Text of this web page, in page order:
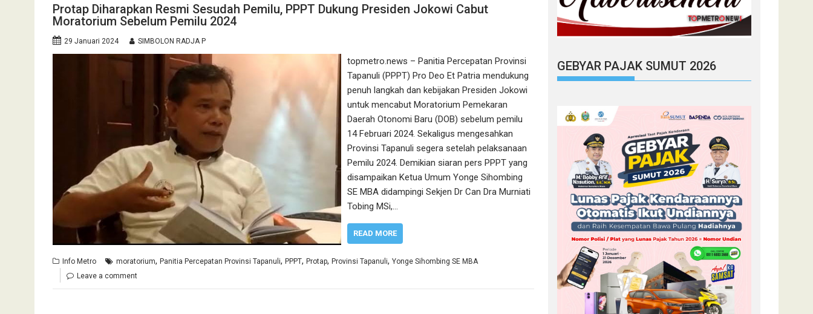
Protap Diharapkan Resmi Sesudah Pemilu, PPPT Dukung Presiden Jokowi Cabut
Moratorium Sebelum Pemilu 2024
29 Januari 2024 SIMBOLON RADJA P
topmetro.news – Panitia Percepatan Provinsi
Tapanuli (PPPT) Pro Deo Et Patria mendukung
penuh langkah dan kebijakan Presiden Jokowi
untuk mencabut Moratorium Pemekaran
Daerah Otonomi Baru (DOB) sebelum pemilu
14 Februari 2024. Sekaligus mengesahkan
Provinsi Tapanuli segera setelah pelaksanaan
Pemilu 2024. Demikian siaran pers PPPT yang
disampaikan Ketua Umum Yonge Sihombing
SE MBA didampingi Sekjen Dr Can Dra Murniati
Tobing MSi,…
READ MORE
Info Metro moratorium, Panitia Percepatan Provinsi Tapanuli, PPPT, Protap, Provinsi Tapanuli, Yonge Sihombing SE MBA
Leave a comment
GEBYAR PAJAK SUMUT 2026